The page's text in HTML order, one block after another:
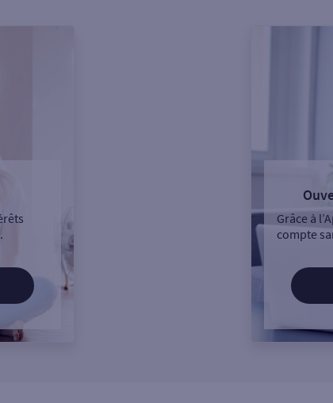
Grâce à
compte